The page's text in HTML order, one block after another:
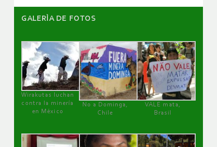
GALERÌA DE FOTOS
Wirakutas luchan
contra la minería
en México
No a Dominga,
Chile
VALE mata,
Brasil